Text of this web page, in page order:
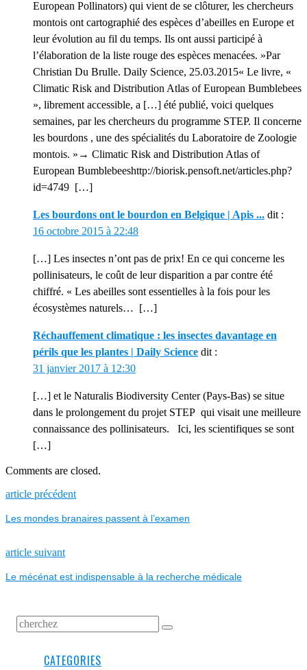
European Pollinators) qui vient de se clôturer, les chercheurs
montois ont cartographié des espèces d’abeilles en Europe et
leur évolution au fil du temps. Ils ont aussi participé à
l’élaboration de la liste rouge des espèces menacées. »Par
Christian Du Brulle. Daily Science, 25.03.2015« Le livre, «
Climatic Risk and Distribution Atlas of European Bumblebees
», librement accessible, a […] été publié, voici quelques
semaines, par les chercheurs du programme STEP. Il concerne
les bourdons , une des spécialités du Laboratoire de Zoologie
montois. »→ Climatic Risk and Distribution Atlas of
European Bumblebeeshttp://biorisk.pensoft.net/articles.php?
id=4749 […]
Les bourdons ont le bourdon en Belgique | Apis ... dit :
16 octobre 2015 à 22:48
[…] Les insectes n’ont pas de prix! En ce qui concerne les
pollinisateurs, le coût de leur disparition a par contre été
chiffré. « Les abeilles sont essentielles à la fois pour les
écosystèmes naturels… […]
Réchauffement climatique : les insectes davantage en
périls que les plantes | Daily Science dit :
31 janvier 2017 à 12:30
[…] et le Naturalis Biodiversity Center (Pays-Bas) se situe
dans le prolongement du projet STEP qui visait une meilleure
connaissance des pollinisateurs. Ici, les scientifiques se sont
[…]
Comments are closed.
NAVIGATION
DE
L’ARTICLE
article précédentPrevious
Les mondes branaires passent à l’examen
article suivantNext
Le mécénat est indispensable à la recherche médicale
CATEGORIES